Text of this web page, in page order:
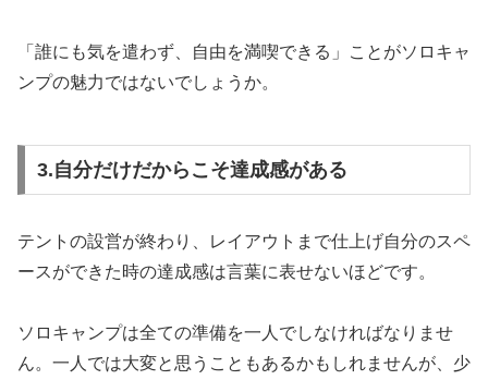
「誰にも気を遣わず、自由を満喫できる」ことがソロキャ
ンプの魅力ではないでしょうか。
3.自分だけだからこそ達成感がある
テントの設営が終わり、レイアウトまで仕上げ自分のスペ
ースができた時の達成感は言葉に表せないほどです。
ソロキャンプは全ての準備を一人でしなければなりませ
ん。一人では大変と思うこともあるかもしれませんが、少